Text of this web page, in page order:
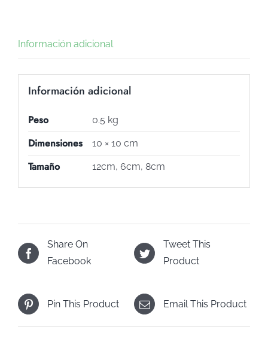
Información adicional
Información adicional
Peso 0.5 kg
Dimensiones 10 × 10 cm
Tamaño 12cm, 6cm, 8cm
Share On
Facebook
Tweet This
Product
Pin This Product Email This Product